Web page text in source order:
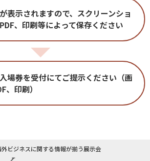
表示されますので、スクリーンショ
、印刷等によって保存ください
場券を受付にてご提示ください（画
、印刷）
ビジネスに関する情報が揃う展示会